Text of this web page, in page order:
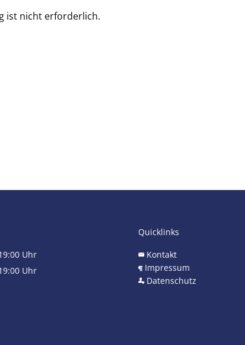
ist nicht erforderlich.
Uhr
bis 19:00 Uhr
Uhr
Quicklinks
Kontakt
Impressum
Datenschutz